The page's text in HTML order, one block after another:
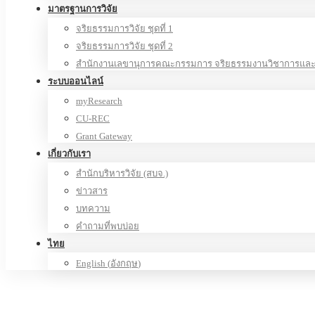
มาตรฐานการวิจัย
จริยธรรมการวิจัย ชุดที่ 1
จริยธรรมการวิจัย ชุดที่ 2
สำนักงานเลขานุการคณะกรรมการ จริยธรรมงานวิชาการแล
ระบบออนไลน์
myResearch
CU-REC
Grant Gateway
เกี่ยวกับเรา
สำนักบริหารวิจัย (สบจ.)
ข่าวสาร
บทความ
คำถามที่พบบ่อย
ไทย
English (อังกฤษ)